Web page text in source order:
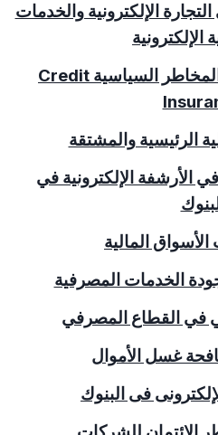
الإلكترونية والخدمات
الإلكترونية
السياسية Credit
الرئيسية والمشتقة
الأرشفة الإلكترونية في
المالية
الخدمات المصرفية
في القطاع المصرفي
غسل الأموال
فى البنوك